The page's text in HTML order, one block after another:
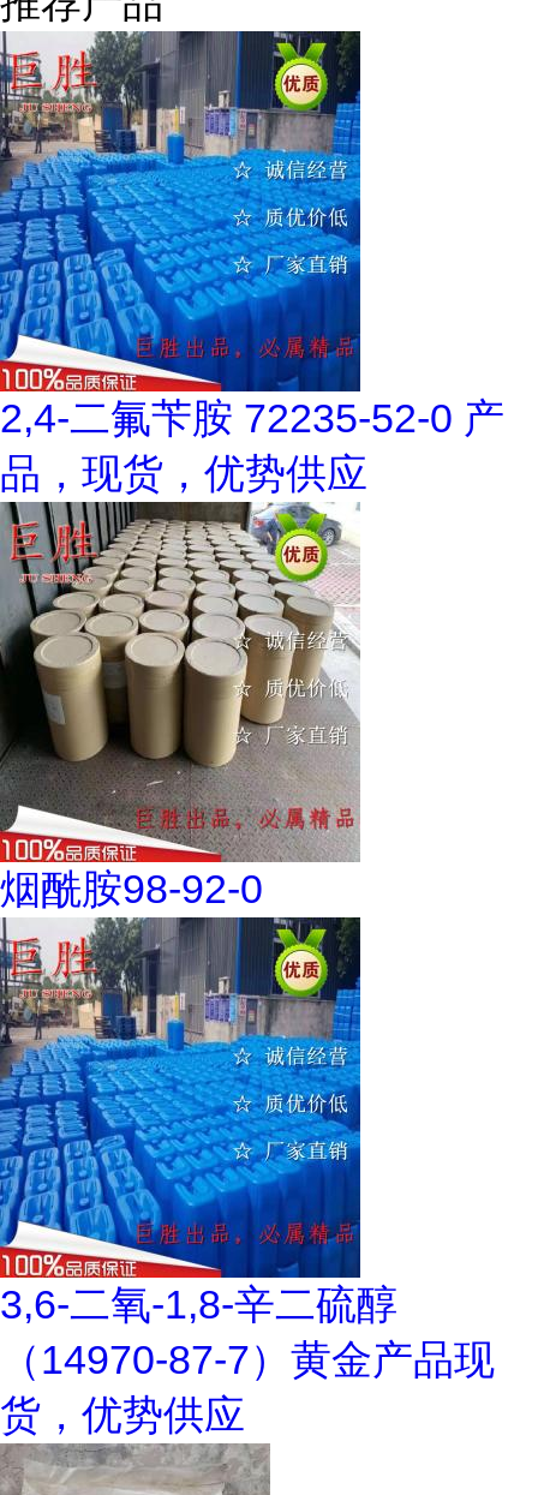
2,4-二氟苄胺 72235-52-0 产
品，现货，优势供应
烟酰胺98-92-0
3,6-二氧-1,8-辛二硫醇
（14970-87-7）黄金产品现
货，优势供应